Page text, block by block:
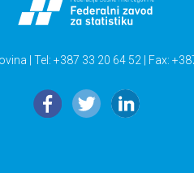
| Tel: +387 33 20 64 52 | Fax: